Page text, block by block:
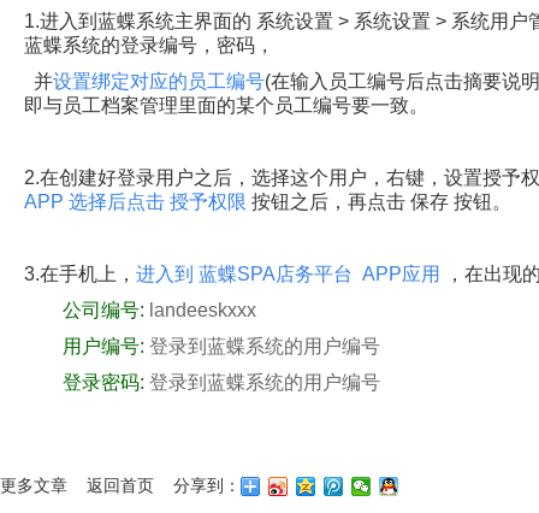
1.进入到蓝蝶系统主界面的 系统设置 > 系统设置 > 系统用
蓝蝶系统的登录编号，密码，
并设置绑定对应的员工编号(在输入员工编号后点击摘要说
即与员工档案管理里面的某个员工编号要一致。
2.在创建好登录用户之后，选择这个用户，右键，设置授予
APP 选择后点击 授予权限 按钮之后，再点击 保存 按钮。
3.在手机上， 进入到 蓝蝶SPA店务平台 APP应用
，在出现
公司编号: landeeskxxx
用户编号: 登录到蓝蝶系统的用户编号
登录密码: 登录到蓝蝶系统的用户编号
更多文章 返回首页 分享到：